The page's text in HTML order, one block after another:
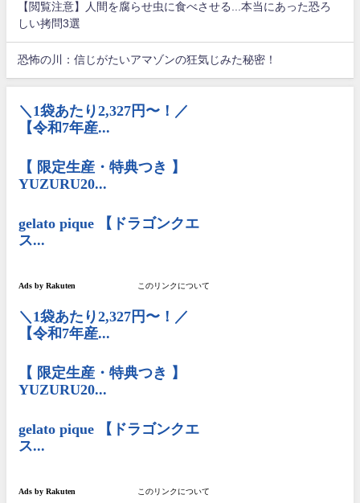
【閲覧注意】人間を腐らせ虫に食べさせる...本当にあった恐ろ
しい拷問3選
恐怖の川：信じがたいアマゾンの狂気じみた秘密！